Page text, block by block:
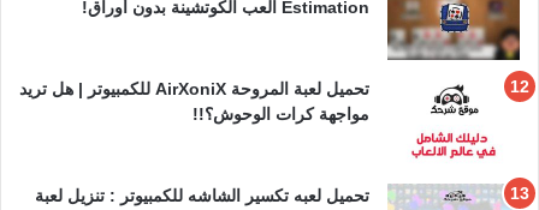
Estimation العب الكوتشينة بدون أوراق!
تحميل لعبة المروحة AirXoniX للكمبيوتر | هل تريد
مواجهة كرات الوحوش؟!!
تحميل لعبه تكسير الشاشه للكمبيوتر : تنزيل لعبة